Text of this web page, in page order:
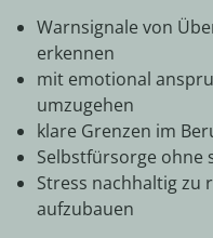
Warnsignale von
erkennen
mit emotional
umzugehen
klare Grenzen im
Selbstfürsorge ohne
Stress nachhaltig zu
aufzubauen